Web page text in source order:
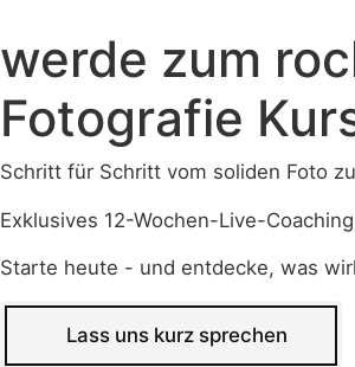
to
content
werde zum
Fotografie
Schritt für Schritt vom soliden Foto
Exklusives 12-Wochen-Live-
Starte heute - und entdecke, was
Lass uns kurz sprechen